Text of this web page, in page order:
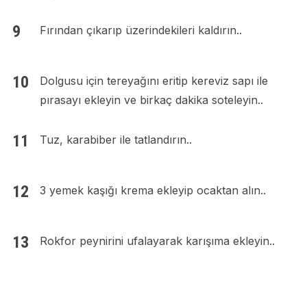
Fırından çıkarıp üzerindekileri kaldırın..
Dolgusu için tereyağını eritip kereviz sapı ile
pırasayı ekleyin ve birkaç dakika soteleyin..
Tuz, karabiber ile tatlandırın..
3 yemek kaşığı krema ekleyip ocaktan alın..
Rokfor peynirini ufalayarak karışıma ekleyin..